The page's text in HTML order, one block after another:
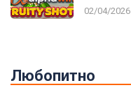
02/04/2026
Любопитно